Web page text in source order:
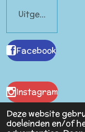
Deze website
doeleinden en/of
Uitgeschakeld
Facebook
Instagram